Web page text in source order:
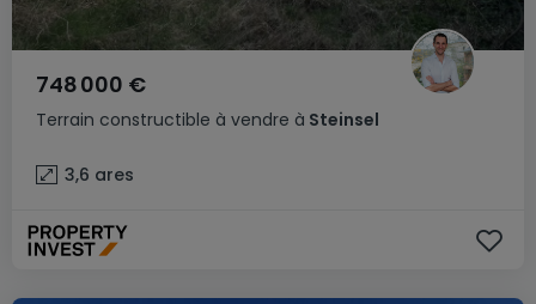
Terrain constructible à vendre à Steinsel
748 000 €
3,6 ares